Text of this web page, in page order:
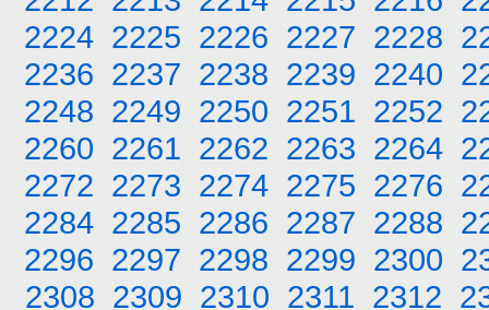
2224 2225 2226 2227 2228
2236 2237 2238 2239 2240
2248 2249 2250 2251 2252
2260 2261 2262 2263 2264
2272 2273 2274 2275 2276
2284 2285 2286 2287 2288
2296 2297 2298 2299 2300
2308 2309 2310 2311 2312